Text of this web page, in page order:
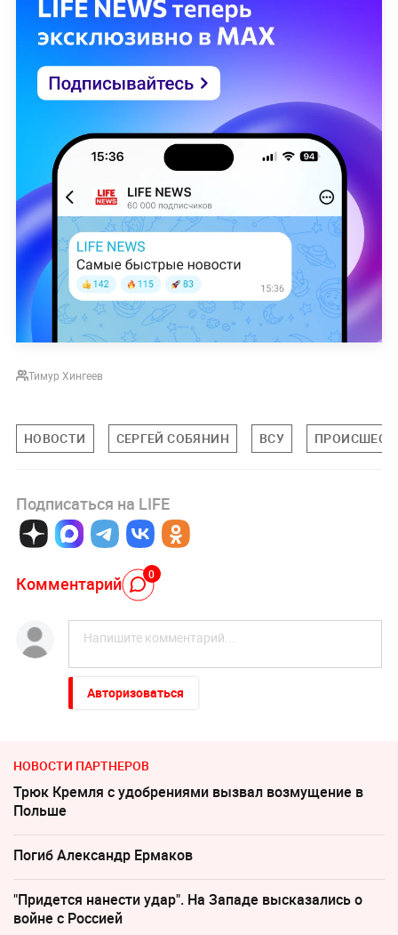
Тимур Хингеев
НОВОСТИ СЕРГЕЙ СОБЯНИН ВСУ
Подписаться на LIFE
Комментарий 0
Авторизоваться
НОВОСТИ ПАРТНЕРОВ
Трюк Кремля с удобрениями вызвал возмущение в
Польше
Погиб Александр Ермаков
"Придется нанести удар". На Западе высказались о
войне с Россией